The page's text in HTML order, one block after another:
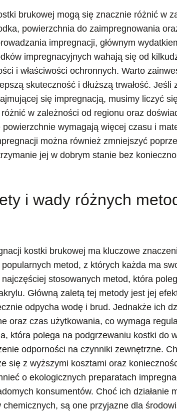
brukowej mogą się znacznie różnić w
powierzchnia do zaimpregnowania
impregnacji, głównym
impregnacyjnych wahają się od
i właściwości ochronnych. Warto
skuteczność i dłuższą trwałość.
się impregnacją, musimy liczyć
różnić w zależności od regionu oraz
wymagają więcej czasu i
można również zmniejszyć
jej w dobrym stanie bez
i wady różnych
kostki brukowej ma kluczowe
metod, z których każda ma
stosowanych metod, która
Główną zaletą tej metody jest jej
odpycha wodę i brud. Jednakże ich
oraz czas użytkowania, co wymaga
która polega na podgrzewaniu kostki do
odporności na czynniki zewnętrzne.
się z wyższymi kosztami oraz
o ekologicznych preparatach
konsumentów. Choć ich działanie
są one przyjazne dla